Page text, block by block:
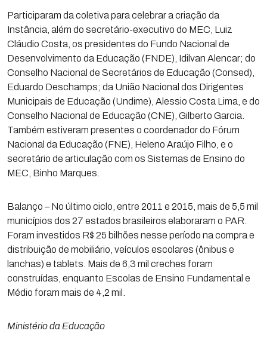
Participaram da coletiva para celebrar a criação da
Instância, além do secretário-executivo do MEC, Luiz
Cláudio Costa, os presidentes do Fundo Nacional de
Desenvolvimento da Educação (FNDE), Idilvan Alencar; do
Conselho Nacional de Secretários de Educação (Consed),
Eduardo Deschamps; da União Nacional dos Dirigentes
Municipais de Educação (Undime), Alessio Costa Lima, e do
Conselho Nacional de Educação (CNE), Gilberto Garcia.
Também estiveram presentes o coordenador do Fórum
Nacional da Educação (FNE), Heleno Araújo Filho, e o
secretário de articulação com os Sistemas de Ensino do
MEC, Binho Marques.
Balanço – No último ciclo, entre 2011 e 2015, mais de 5,5 mil
municípios dos 27 estados brasileiros elaboraram o PAR.
Foram investidos R$ 25 bilhões nesse período na compra e
distribuição de mobiliário, veículos escolares (ônibus e
lanchas) e tablets. Mais de 6,3 mil creches foram
construídas, enquanto Escolas de Ensino Fundamental e
Médio foram mais de 4,2 mil.
Ministério da Educação